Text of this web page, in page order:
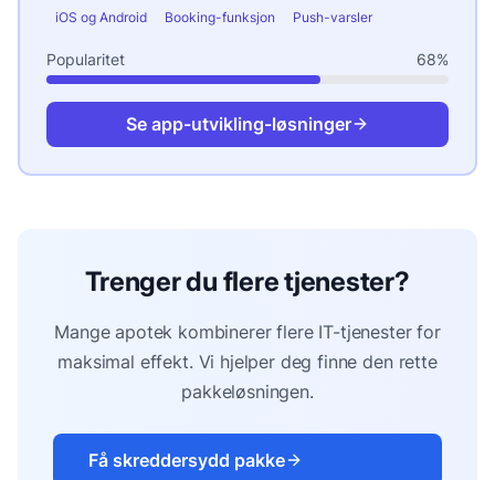
iOS og Android Booking-funksjon Push-varsler
Popularitet 68%
Se app-utvikling-løsninger
Trenger du flere tjenester?
Mangeapotek kombinerer flere IT-tjenester for
maksimal effekt. Vi hjelper deg finne den rette
pakkeløsningen.
Få skreddersydd pakke